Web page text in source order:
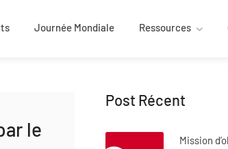
Journée Mondiale Ressources
le
Post Récent
Mission